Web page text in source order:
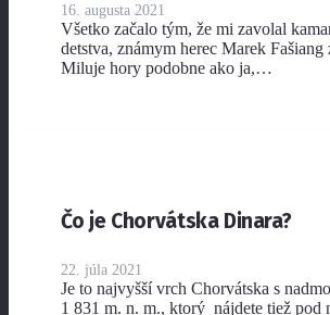
16. augusta 2021
Všetko začalo tým, že mi zavolal
detstva, známym herec Marek Fašiang
Miluje hory podobne ako ja,…
Čo je Chorvátska Dinara?
22. júla 2021
Je to najvyšší vrch Chorvátska s
1 831 m. n. m., ktorý nájdete tiež pod